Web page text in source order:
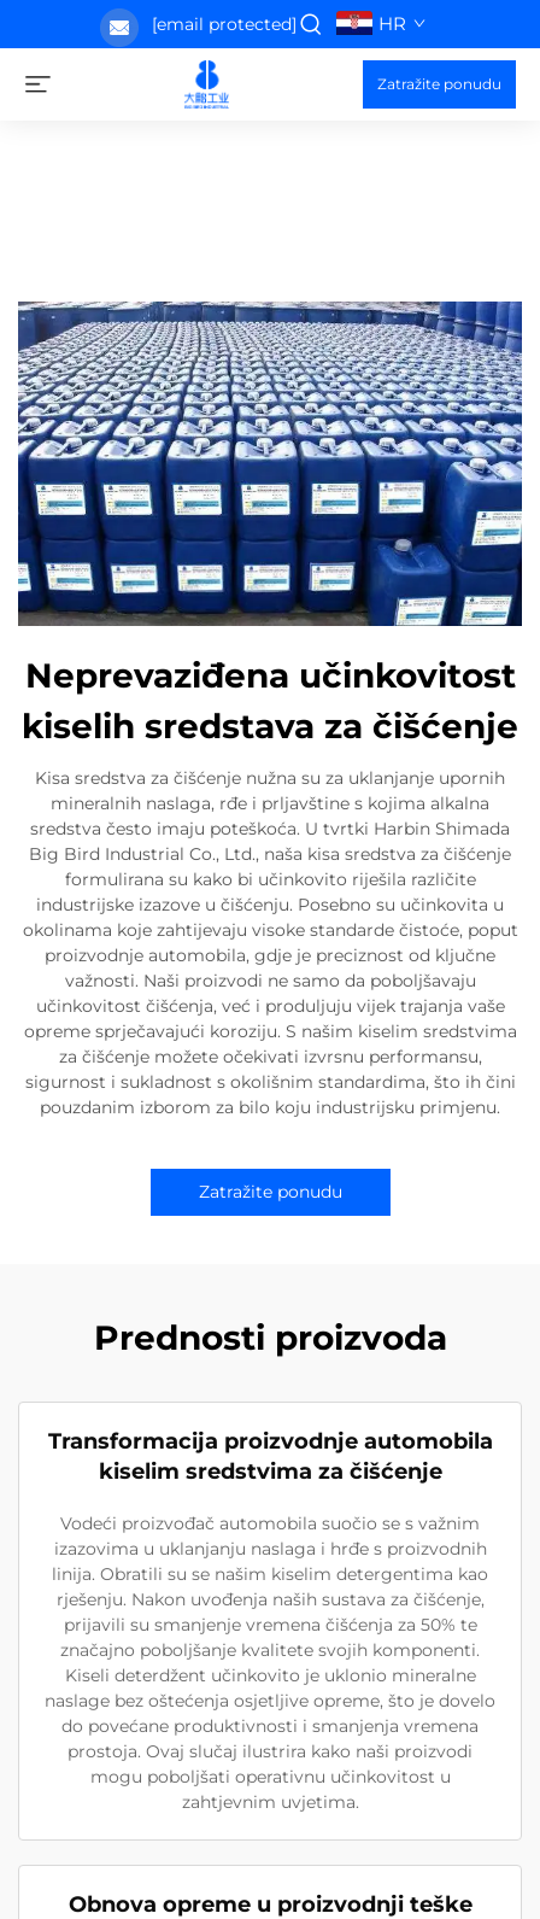
[email protected] HR
Zatražite ponudu
Neprevaziđena učinkovitost
kiselih sredstava za čišćenje
Kisa sredstva za čišćenje nužna su za uklanjanje upornih
mineralnih naslaga, rđe i prljavštine s kojima alkalna
sredstva često imaju poteškoća. U tvrtki Harbin Shimada
Big Bird Industrial Co., Ltd., naša kisa sredstva za čišćenje
formulirana su kako bi učinkovito riješila različite
industrijske izazove u čišćenju. Posebno su učinkovita u
okolinama koje zahtijevaju visoke standarde čistoće, poput
proizvodnje automobila, gdje je preciznost od ključne
važnosti. Naši proizvodi ne samo da poboljšavaju
učinkovitost čišćenja, već i produljuju vijek trajanja vaše
opreme sprječavajući koroziju. S našim kiselim sredstvima
za čišćenje možete očekivati izvrsnu performansu,
sigurnost i sukladnost s okolišnim standardima, što ih čini
pouzdanim izborom za bilo koju industrijsku primjenu.
Zatražite ponudu
Prednosti proizvoda
Transformacija proizvodnje automobila
kiselim sredstvima za čišćenje
Vodeći proizvođač automobila suočio se s važnim
izazovima u uklanjanju naslaga i hrđe s proizvodnih
linija. Obratili su se našim kiselim detergentima kao
rješenju. Nakon uvođenja naših sustava za čišćenje,
prijavili su smanjenje vremena čišćenja za 50% te
značajno poboljšanje kvalitete svojih komponenti.
Kiseli deterdžent učinkovito je uklonio mineralne
naslage bez oštećenja osjetljive opreme, što je dovelo
do povećane produktivnosti i smanjenja vremena
prostoja. Ovaj slučaj ilustrira kako naši proizvodi
mogu poboljšati operativnu učinkovitost u
zahtjevnim uvjetima.
Obnova opreme u proizvodnji teške